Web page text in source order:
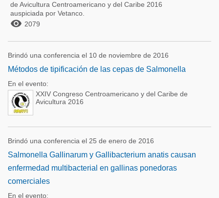
de Avicultura Centroamericano y del Caribe 2016
auspiciada por Vetanco.
 2079
Brindó una conferencia el 10 de noviembre de 2016
Métodos de tipificación de las cepas de Salmonella
En el evento:
XXIV Congreso Centroamericano y del Caribe de
Avicultura 2016
Brindó una conferencia el 25 de enero de 2016
Salmonella Gallinarum y Gallibacterium anatis causan
enfermedad multibacterial en gallinas ponedoras
comerciales
En el evento: